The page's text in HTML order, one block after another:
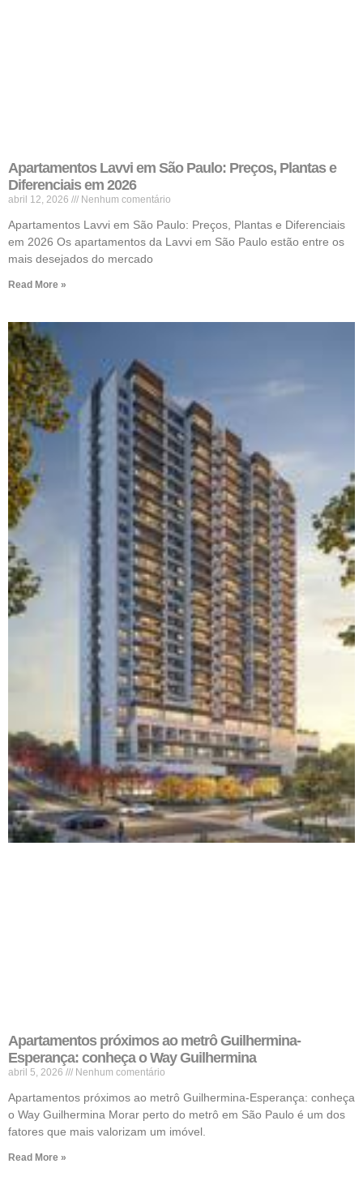
Apartamentos Lavvi em São Paulo: Preços, Plantas e
Diferenciais em 2026
abril 12, 2026 Nenhum comentário
Apartamentos Lavvi em São Paulo: Preços, Plantas e Diferenciais
em 2026 Os apartamentos da Lavvi em São Paulo estão entre os
mais desejados do mercado
Read More »
Apartamentos próximos ao metrô Guilhermina-
Esperança: conheça o Way Guilhermina
abril 5, 2026 Nenhum comentário
Apartamentos próximos ao metrô Guilhermina-Esperança: conheça
o Way Guilhermina Morar perto do metrô em São Paulo é um dos
fatores que mais valorizam um imóvel.
Read More »